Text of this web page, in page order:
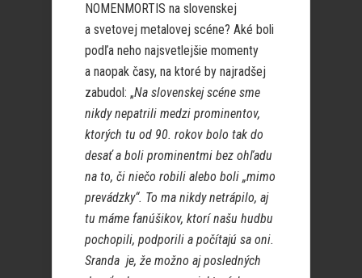
NOMENMORTIS na slovenskej
a svetovej metalovej scéne? Aké boli
podľa neho najsvetlejšie momenty
a naopak časy, na ktoré by najradšej
zabudol: „Na slovenskej scéne sme
nikdy nepatrili medzi prominentov,
ktorých tu od 90. rokov bolo tak do
desať a boli prominentmi bez ohľadu
na to, či niečo robili alebo boli „mimo
prevádzky“. To ma nikdy netrápilo, aj
tu máme fanúšikov, ktorí našu hudbu
pochopili, podporili a počítajú sa oni.
Sranda je, že možno aj posledných